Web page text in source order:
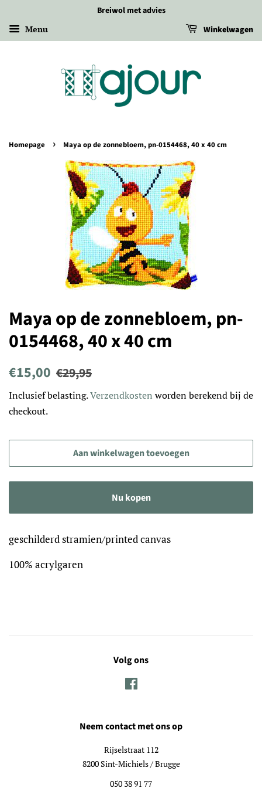
Breiwol met advies
Menu Winkelwagen
Homepage › Maya op de zonnebloem, pn-0154468, 40 x 40 cm
Maya op de zonnebloem, pn-
0154468, 40 x 40 cm
Normale
€15,00 Aanbiedingsprijs
€29,95
Inclusief belasting.Verzendkosten worden berekend bij de
checkout.
Aan winkelwagen toevoegen
Nu kopen
geschilderd stramien/printed canvas
100% acrylgaren
Volg ons
Neem contact met ons op
Rijselstraat 112
8200 Sint-Michiels / Brugge
050 38 91 77